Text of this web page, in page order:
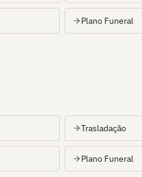
Plano Funeral
Trasladação
Plano Funeral